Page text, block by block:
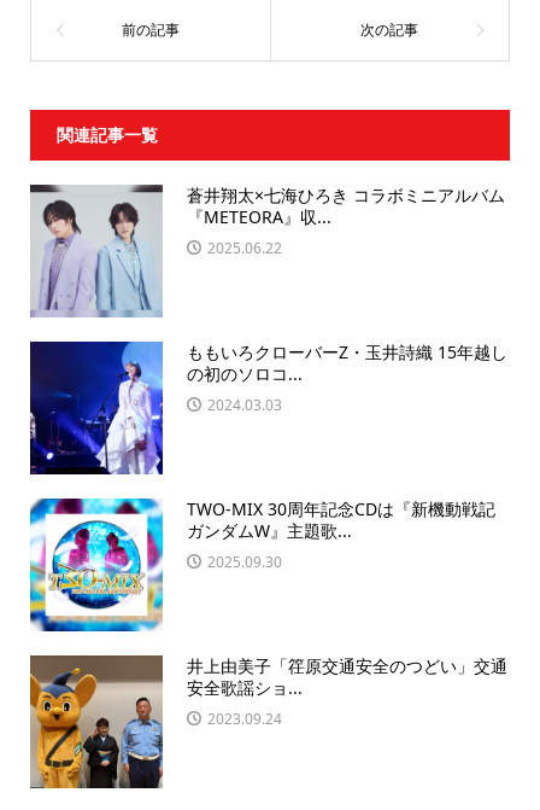
関連記事一覧
蒼井翔太×七海ひろき コラボミニアルバム
『METEORA』収...
2025.06.22
ももいろクローバーZ・玉井詩織 15年越し
の初のソロコ...
2024.03.03
TWO-MIX 30周年記念CDは『新機動戦記
ガンダムW』主題歌...
2025.09.30
井上由美子「䇮原交通安全のつどい」交通
安全歌謡ショ...
2023.09.24